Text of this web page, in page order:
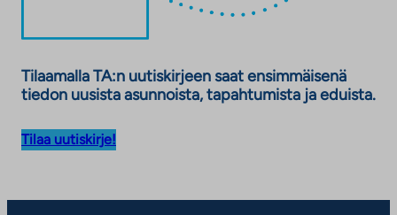
Tilaamalla TA:n uutiskirjeen saat ensimmäisenä
tiedon uusista asunnoista, tapahtumista ja eduista.
Tilaa uutiskirje!